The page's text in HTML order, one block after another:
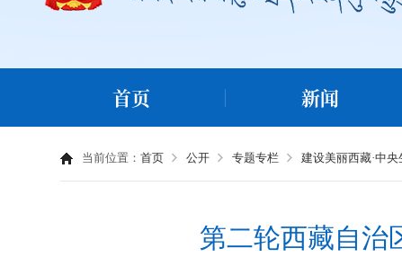
首页 新闻
当前位置：首页 公开 专题专栏 建设美丽西藏·中
第二轮西藏自治